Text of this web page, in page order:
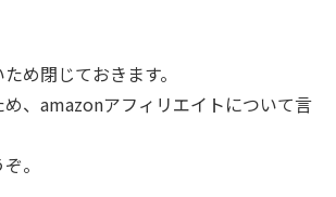
め閉じておきます。
、amazonアフィリエイトについて言
。